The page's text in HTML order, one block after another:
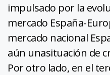
impulsado por la
mercado España-
mercado nacional
aún unasituación de
Por otro lado, en el